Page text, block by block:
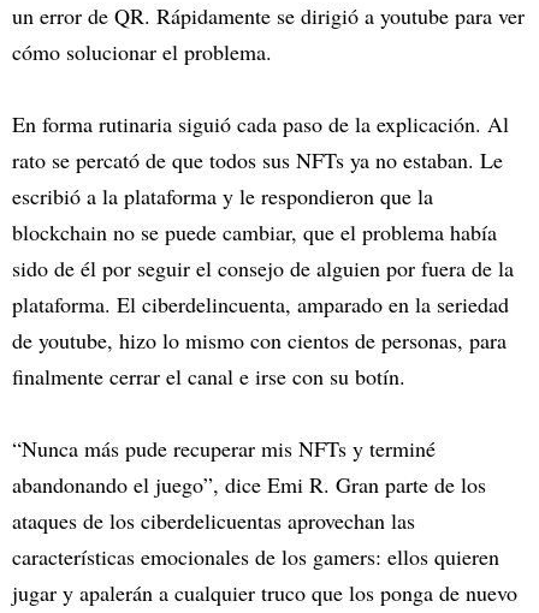
un error de QR. Rápidamente se dirigió a youtube para ver
cómo solucionar el problema.
En forma rutinaria siguió cada paso de la explicación. Al
rato se percató de que todos sus NFTs ya no estaban. Le
escribió a la plataforma y le respondieron que la
blockchain no se puede cambiar, que el problema había
sido de él por seguir el consejo de alguien por fuera de la
plataforma. El ciberdelincuenta, amparado en la seriedad
de youtube, hizo lo mismo con cientos de personas, para
finalmente cerrar el canal e irse con su botín.
“Nunca más pude recuperar mis NFTs y terminé
abandonando el juego”, dice Emi R. Gran parte de los
ataques de los ciberdelicuentas aprovechan las
características emocionales de los gamers: ellos quieren
jugar y apalerán a cualquier truco que los ponga de nuevo